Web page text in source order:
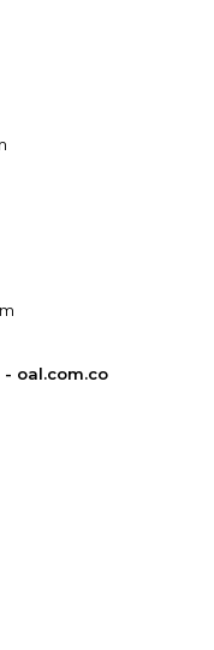
oal.com.co